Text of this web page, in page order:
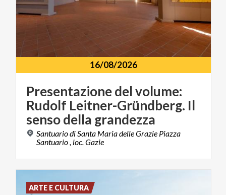
16/08/2026
Presentazione del volume:
Rudolf Leitner-Gründberg. Il
senso della grandezza
Santuario di Santa Maria delle Grazie Piazza
Santuario , loc. Gazie
ARTE E CULTURA